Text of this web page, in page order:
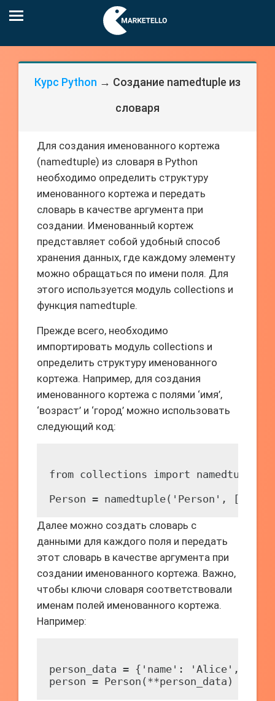
Курс Python → Создание namedtuple из
словаря
Для создания именованного кортежа
(namedtuple) из словаря в Python
необходимо определить структуру
именованного кортежа и передать
словарь в качестве аргумента при
создании. Именованный кортеж
представляет собой удобный способ
хранения данных, где каждому элементу
можно обращаться по имени поля. Для
этого используется модуль collections и
функция namedtuple.
Прежде всего, необходимо
импортировать модуль collections и
определить структуру именованного
кортежа. Например, для создания
именованного кортежа с полями ‘имя’,
‘возраст’ и ‘город’ можно использовать
следующий код:
from collections import namedtuple
Далее можно создать словарь с
данными для каждого поля и передать
этот словарь в качестве аргумента при
создании именованного кортежа. Важно,
чтобы ключи словаря соответствовали
именам полей именованного кортежа.
Например:
person_data = {'name': 'Alice',